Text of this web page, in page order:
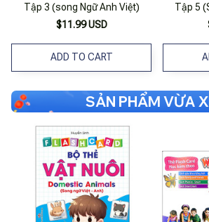
Tập 3 (song Ngữ Anh Việt)
$11.99 USD
ADD TO CART
Tập 5
SẢN PHẨM VỪA